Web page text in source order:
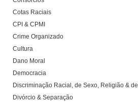
Cotas Raciais
CPI & CPMI
Crime Organizado
Cultura
Dano Moral
Democracia
Discriminação Racial, de Sexo, Religião &
Divórcio & Separação